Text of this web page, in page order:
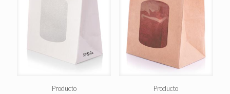
Producto Producto